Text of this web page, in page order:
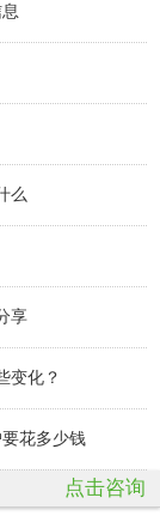
么
享
变化？
花多少钱
点击咨询